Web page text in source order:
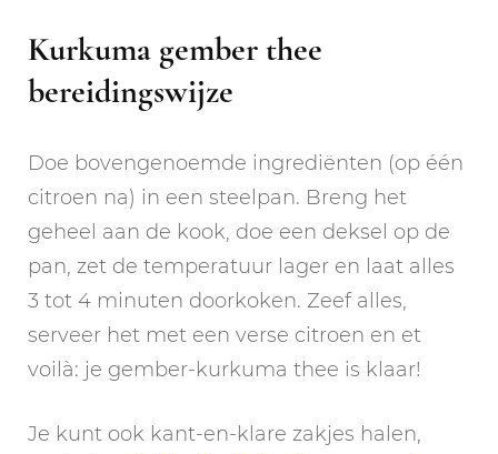
Kurkuma gember thee
bereidingswijze
Doe bovengenoemde ingrediënten (op één
citroen na) in een steelpan. Breng het
geheel aan de kook, doe een deksel op de
pan, zet de temperatuur lager en laat alles
3 tot 4 minuten doorkoken. Zeef alles,
serveer het met een verse citroen en et
voilà: je gember-kurkuma thee is klaar!
Je kunt ook kant-en-klare zakjes halen,